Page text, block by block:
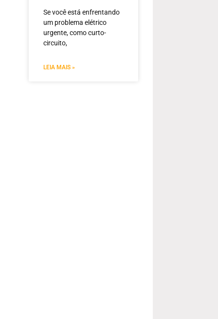
Se você está enfrentando
um problema elétrico
urgente, como curto-
circuito,
LEIA MAIS »